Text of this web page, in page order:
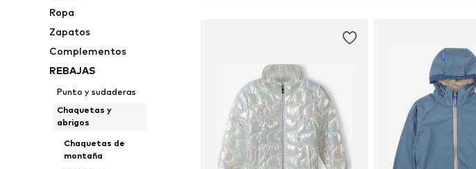
Ropa
Zapatos
Complementos
REBAJAS
Punto y sudaderas
Chaquetas y
abrigos
Chaquetas de
montaña